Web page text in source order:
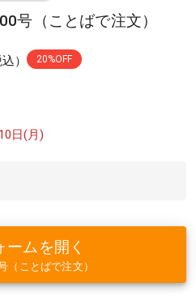
号（ことばで注文）
） 20%OFF
日(月)
ームを開く
（ことばで注文）